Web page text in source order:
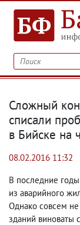
Сложный
списали
в Бийске на
08.02.2016 11:32
В последние
из аварийного
Однако совсем не
зданий виноваты